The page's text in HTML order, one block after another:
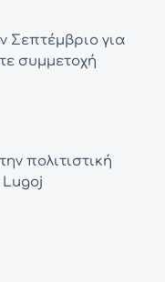
για
συμμετοχή
πολιτιστική
Lugoj